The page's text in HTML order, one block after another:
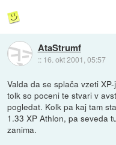
AtaStrumf
:: 16. okt 2001, 05:57
Valda da se splača vzeti
tolk so poceni te stvari v
pogledat. Kolk pa kaj tam
1.33 XP Athlon, pa seveda
zanima.